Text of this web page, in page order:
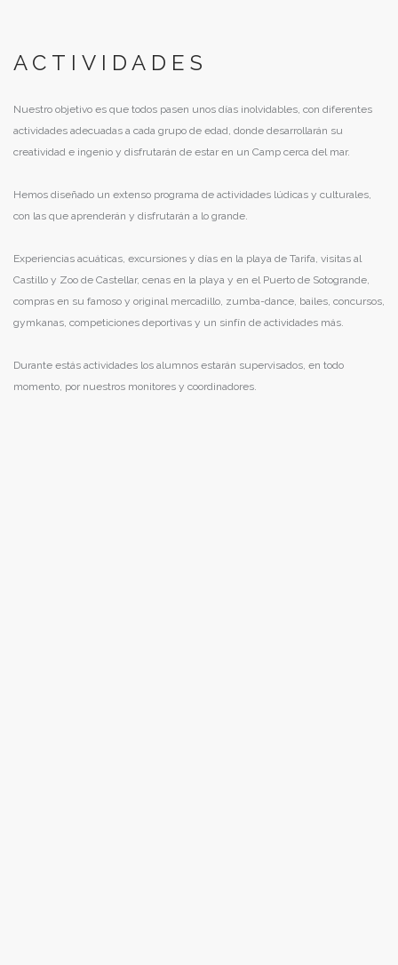
ACTIVIDADES
Nuestro objetivo es que todos pasen unos días inolvidables, con diferentes
actividades adecuadas a cada grupo de edad, donde desarrollarán su
creatividad e ingenio y disfrutarán de estar en un Camp cerca del mar.
Hemos diseñado un extenso programa de actividades lúdicas y culturales,
con las que aprenderán y disfrutarán a lo grande.
Experiencias acuáticas, excursiones y días en la playa de Tarifa, visitas al
Castillo y Zoo de Castellar, cenas en la playa y en el Puerto de Sotogrande,
compras en su famoso y original mercadillo, zumba-dance, bailes, concursos,
gymkanas, competiciones deportivas y un sinfín de actividades más.
Durante estás actividades los alumnos estarán supervisados, en todo
momento, por nuestros monitores y coordinadores.